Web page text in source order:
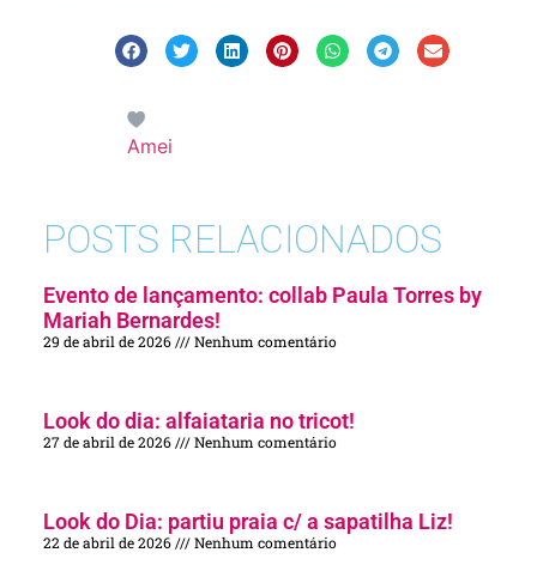
Amei
POSTS RELACIONADOS
Evento de lançamento: collab Paula Torres by
Mariah Bernardes!
29 de abril de 2026 Nenhum comentário
Look do dia: alfaiataria no tricot!
27 de abril de 2026 Nenhum comentário
Look do Dia: partiu praia c/ a sapatilha Liz!
22 de abril de 2026 Nenhum comentário